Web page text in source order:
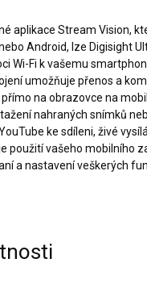
aplikace Stream Vision,
Android, lze Digisight
Wi-Fi k vašemu
umožňuje přenos a
na obrazovce na
nahraných snímků
ke sdíleni, živé
použití vašeho mobilního
a nastavení veškerých